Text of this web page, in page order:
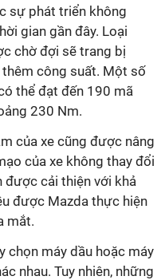
sự phát triển không
gian gần đây. Loại
chờ đợi sẽ trang bị
công suất. Một số
thể đạt đến 190 mã
230 Nm.
của xe cũng được nâng
của xe không thay đổi
được cải thiện với khả
được Mazda thực hiện
mắt.
chọn máy dầu hoặc máy
nhau. Tuy nhiên, những